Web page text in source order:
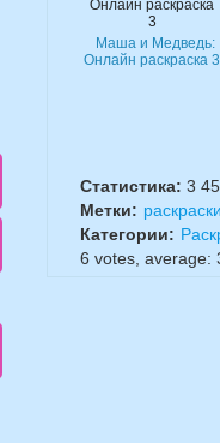
Маша и Медведь:
Онлайн раскраска 3
Статистика: 3
Метки:
Категории:
6 votes, average: